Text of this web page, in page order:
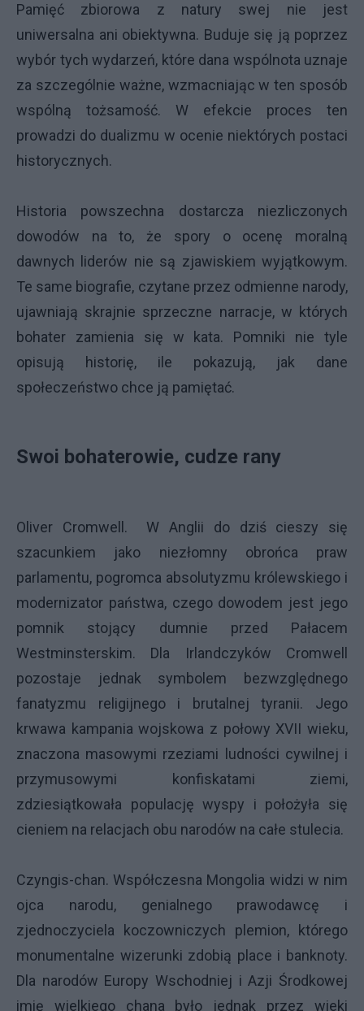
Pamięć zbiorowa z natury swej nie jest
uniwersalna ani obiektywna. Buduje się ją poprzez
wybór tych wydarzeń, które dana wspólnota uznaje
za szczególnie ważne, wzmacniając w ten sposób
wspólną tożsamość. W efekcie proces ten
prowadzi do dualizmu w ocenie niektórych postaci
historycznych.
Historia powszechna dostarcza niezliczonych
dowodów na to, że spory o ocenę moralną
dawnych liderów nie są zjawiskiem wyjątkowym.
Te same biografie, czytane przez odmienne narody,
ujawniają skrajnie sprzeczne narracje, w których
bohater zamienia się w kata. Pomniki nie tyle
opisują historię, ile pokazują, jak dane
społeczeństwo chce ją pamiętać.
Swoi bohaterowie, cudze rany
Oliver Cromwell. W Anglii do dziś cieszy się
szacunkiem jako niezłomny obrońca praw
parlamentu, pogromca absolutyzmu królewskiego i
modernizator państwa, czego dowodem jest jego
pomnik stojący dumnie przed Pałacem
Westminsterskim. Dla Irlandczyków Cromwell
pozostaje jednak symbolem bezwzględnego
fanatyzmu religijnego i brutalnej tyranii. Jego
krwawa kampania wojskowa z połowy XVII wieku,
znaczona masowymi rzeziami ludności cywilnej i
przymusowymi konfiskatami ziemi,
zdziesiątkowała populację wyspy i położyła się
cieniem na relacjach obu narodów na całe stulecia.
Czyngis-chan. Współczesna Mongolia widzi w nim
ojca narodu, genialnego prawodawcę i
zjednoczyciela koczowniczych plemion, którego
monumentalne wizerunki zdobią place i banknoty.
Dla narodów Europy Wschodniej i Azji Środkowej
imię wielkiego chana było jednak przez wieki